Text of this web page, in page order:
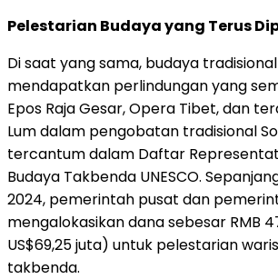
Pelestarian Budaya yang Terus
Di saat yang sama, budaya
mendapatkan perlindungan yang
Epos Raja Gesar, Opera Tibet, dan
Lum dalam pengobatan tradisional
tercantum dalam Daftar
Budaya Takbenda UNESCO.
2024, pemerintah pusat dan
mengalokasikan dana sebesar RMB
US$69,25 juta) untuk pelestarian
takbenda.